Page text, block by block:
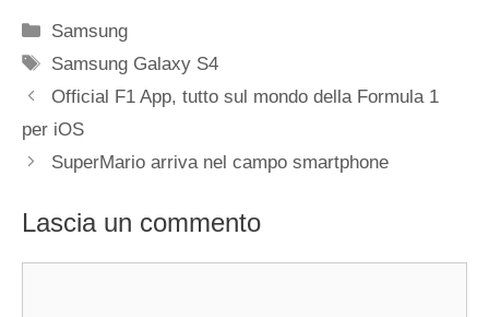
Categorie
Samsung
Tag
Samsung Galaxy S4
Official F1 App, tutto sul mondo della Formula 1
per iOS
SuperMario arriva nel campo smartphone
Lascia un commento